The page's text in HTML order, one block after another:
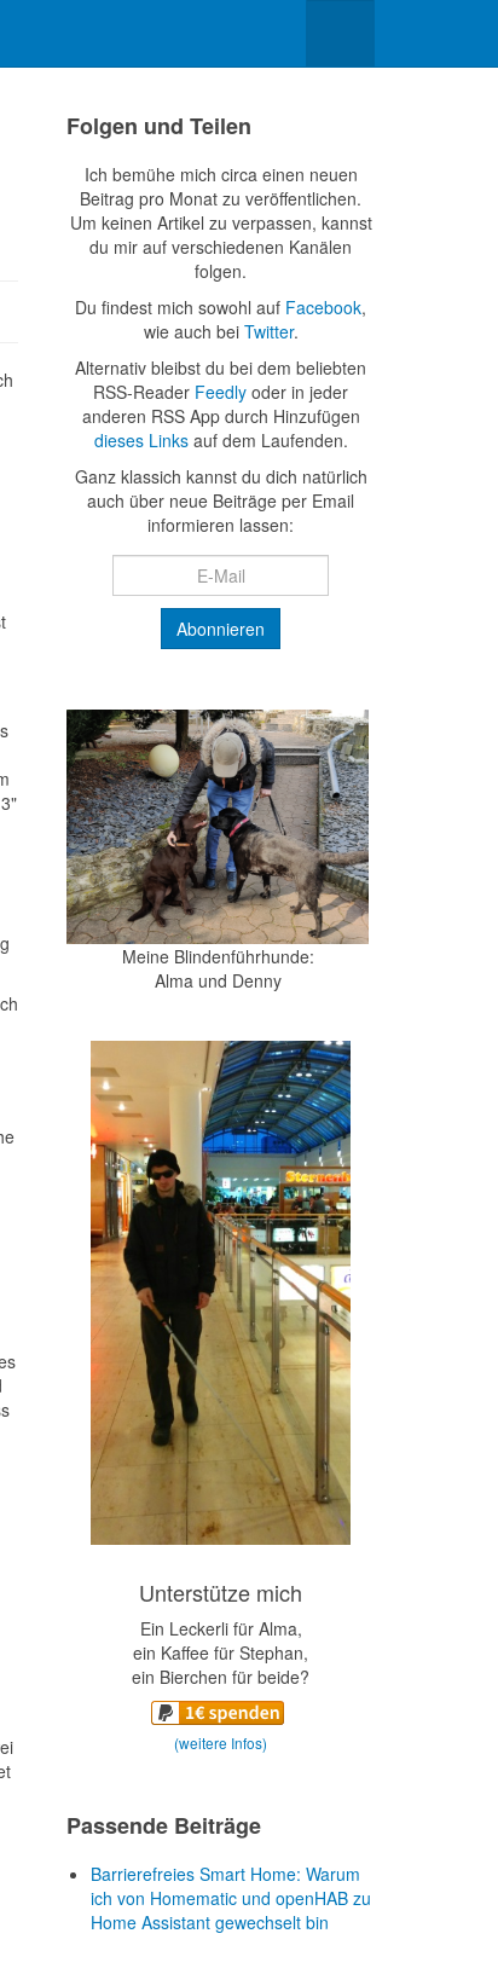
Folgen und Teilen
Ich bemühe mich circa einen neuen
Beitrag pro Monat zu veröffentlichen.
Um keinen Artikel zu verpassen, kannst
du mir auf verschiedenen Kanälen
folgen.
Du findest mich sowohl auf Facebook,
wie auch bei Twitter.
Alternativ bleibst du bei dem beliebten
RSS-Reader Feedly oder in jeder
anderen RSS App durch Hinzufügen
dieses Linksauf dem Laufenden.
Ganz klassich kannst du dich natürlich
auch über neue Beiträge per Email
informieren lassen:
Meine Blindenführhunde:
Alma und Denny
Unterstütze mich
Ein Leckerli für Alma,
ein Kaffee für Stephan,
ein Bierchen für beide?
(weitere Infos)
Passende Beiträge
Barrierefreies Smart Home: Warum
ich von Homematic und openHAB zu
Home Assistant gewechselt bin